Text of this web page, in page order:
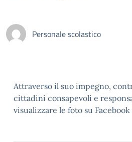
Personale scolastico
Attraverso il suo impegno,
cittadini consapevoli e
visualizzare le foto su